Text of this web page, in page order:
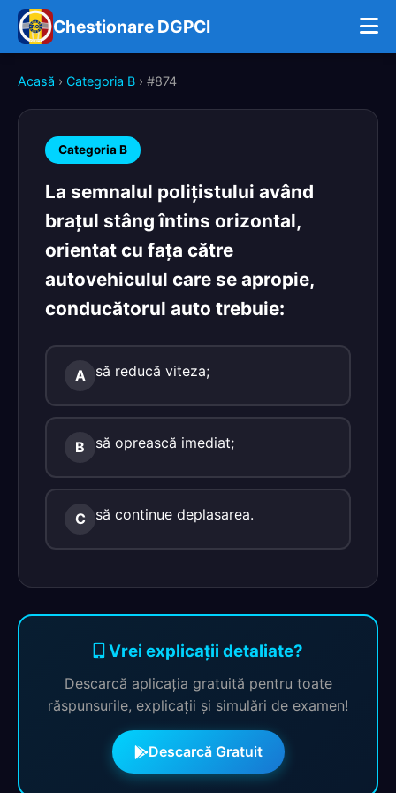
Chestionare DGPCI
Acasă › Categoria B › #874
Categoria B
La semnalul poliţistului având
braţul stâng întins orizontal,
orientat cu faţa către
autovehiculul care se apropie,
conducătorul auto trebuie:
A să reducă viteza;
B să oprească imediat;
C să continue deplasarea.
Vrei explicații detaliate?
Descarcă aplicația gratuită pentru toate
răspunsurile, explicații și simulări de examen!
Descarcă Gratuit